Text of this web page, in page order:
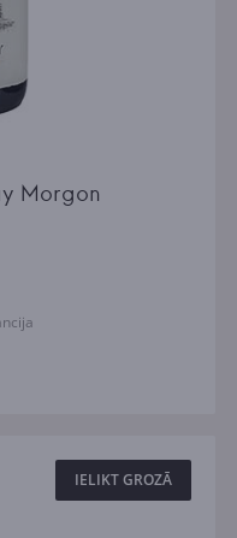
Morgon
IELIKT GROZĀ